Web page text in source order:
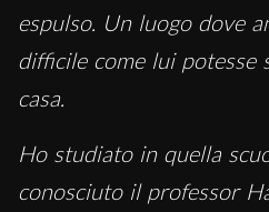
espulso. Un luogo dove
difficile come lui potesse
casa.
Ho studiato in quella
conosciuto il professor